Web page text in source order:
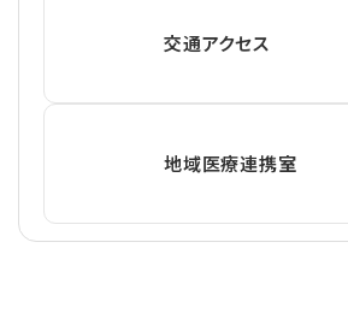
交通アクセス
地域医療連携室